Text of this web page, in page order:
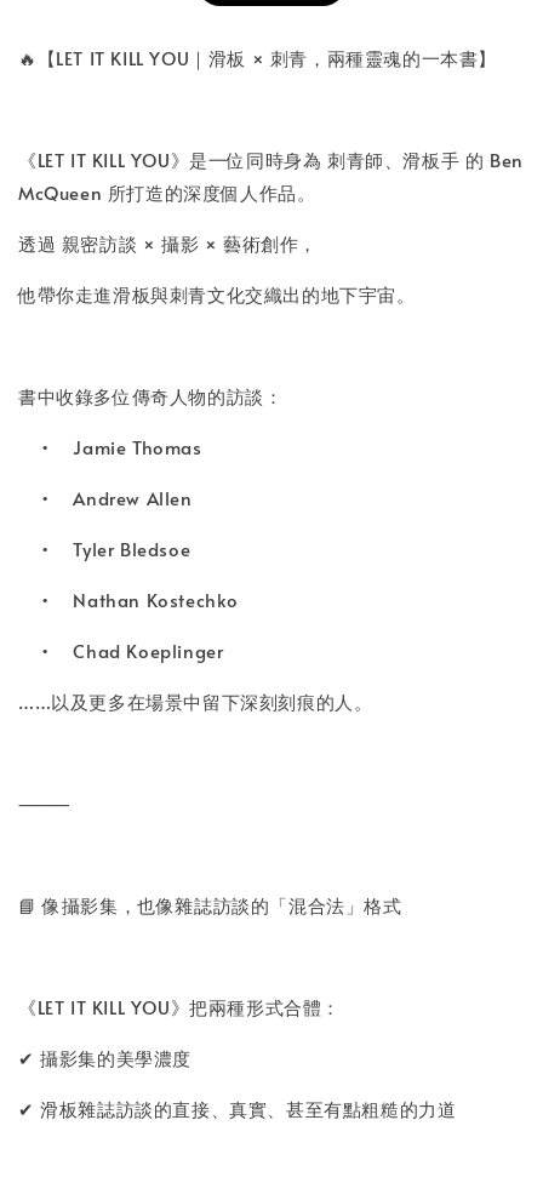
NT$ 50
- +
加入購物車
🔥【LET IT KILL YOU｜滑板 × 刺青，兩種靈魂的一本書】
《LET IT KILL YOU》是一位同時身為 刺青師、滑板手 的 Ben
McQueen 所打造的深度個人作品。
透過 親密訪談 × 攝影 × 藝術創作，
他帶你走進滑板與刺青文化交織出的地下宇宙。
書中收錄多位傳奇人物的訪談：
•
Jamie Thomas
•
Andrew Allen
•
Tyler Bledsoe
•
Nathan Kostechko
•
Chad Koeplinger
……以及更多在場景中留下深刻刻痕的人。
⸻
📘 像攝影集，也像雜誌訪談的「混合法」格式
《LET IT KILL YOU》把兩種形式合體：
✔ 攝影集的美學濃度
✔ 滑板雜誌訪談的直接、真實、甚至有點粗糙的力道